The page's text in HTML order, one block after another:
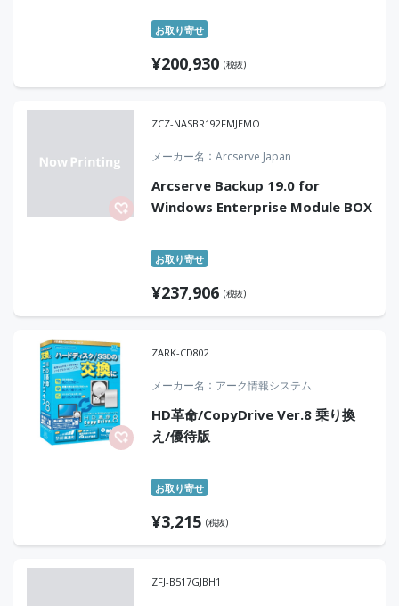
お取り寄せ
¥200,930 (税抜)
ZCZ-NASBR192FMJEMO
メーカー名 Arcserve Japan
Arcserve Backup 19.0 for
Windows Enterprise Module BOX
お取り寄せ
¥237,906 (税抜)
ZARK-CD802
メーカー名 アーク情報システム
HD革命/CopyDrive Ver.8 乗り換
え/優待版
お取り寄せ
¥3,215 (税抜)
ZFJ-B517GJBH1